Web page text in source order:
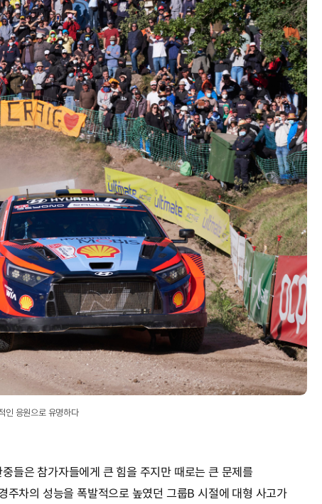
인 응원으로 유명하다
들은 참가자들에게 큰 힘을 주지만 때로는 큰 문제를
주차의 성능을 폭발적으로 높였던 그룹B 시절에 대형 사고가